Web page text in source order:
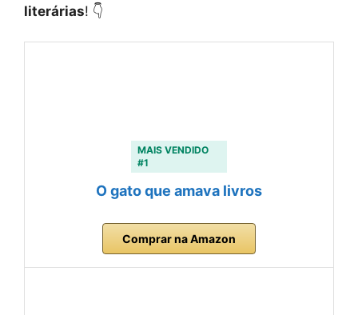
literárias! 👇
MAIS VENDIDO
#1
O gato que amava livros
Comprar na Amazon